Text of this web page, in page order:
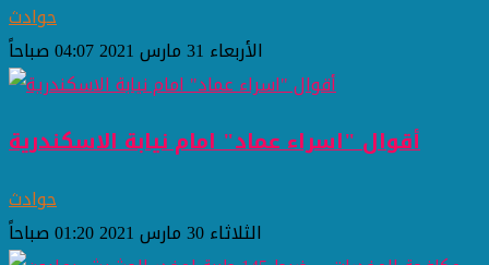
حوادث
الأربعاء 31 مارس 2021 04:07 صباحاً
أقوال "اسراء عماد" امام نيابة الاسكندرية
حوادث
الثلاثاء 30 مارس 2021 01:20 صباحاً